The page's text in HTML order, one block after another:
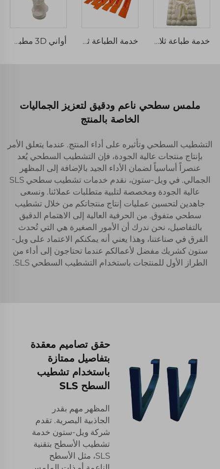
خدمة طباعة ثلاثية الأبعاد باستخدام تقنية SLA راتنج نماذج أولية سريعة مخصصة خدمة طباعة ثلاثية الأبعاد باستخدام تقنية SLA نماذج أولية واضحة وإنتاج جماعي من نوع المعالجة بالليزر خدمة الطباعة ثلاثية الأبعاد بالراتنج المخصص المواد عالية القوة تصنيع سريع SLA باستخدام الراتنج ثلاثي الأبعاد منتجات الطباعة ثلاثية الأبعاد أواني 3D مطبوعة حديثة وابتكارية أواني زهور جافة لغرفة المعيشة ومكتب المكتب
ملمس سطحي ناعم ودقيق لتعزيز الجماليات
الخاصة بالمنتج
التشطيب السطحي وتأثيره على أداء المنتج. عندما يتعلق الأمر
بإنتاج منتجات عالية الجودة، فإن التشطيب السطحي يُعد
عنصراً أساسياً لضمان الأداء الجيد بالإضافة إلى المظهر
الجمالي. في ويل-ستون، نقدم خدمات تشطيب سطحي SLS
عالية الجودة ومخصصة لتلبية متطلبات عملائنا. ونسعى
جاهدين لتحسين عمليات إنتاج منتجاتكم من خلال تشطيب
سطحي متفوق. من الحرفية العالية إلى الاهتمام الدقيق
بالتفاصيل، نحن ندرك أن الأمور الصغيرة هي التي تُحدث
الفرق في صناعتنا، وهذا يعني أنه يمكنكم الاعتماد على ويل-
ستون كشريك مفضل لأعمالكم عندما تحتاجون إلى أداء من
الطراز الأول للمنتجات باستخدام التشطيب السطحي SLS.
حقق تصاميم معقدة
بتفاصيل ممتازة
باستخدام تشطيب
السطح SLS
المظهر مهم بقدر
الجاذبية البصرية. تقدم
شركة ويل-ستون خدمة
تشطيب الأسطح بتقنية
SLS، مثل الأسطح